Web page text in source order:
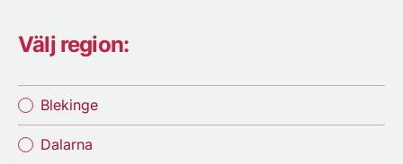
Välj region:
Blekinge
Dalarna